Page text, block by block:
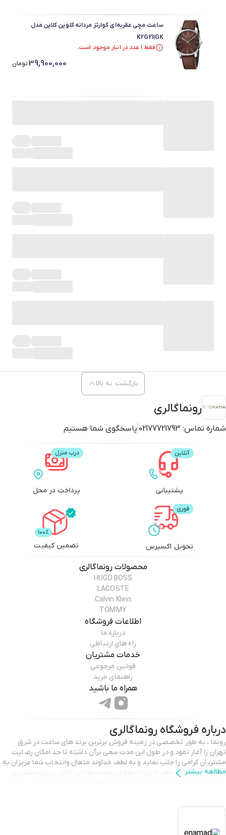
ساعت مچی عقربه‌ای کوارتز مردانه کلوین کلاین مدل
K2G211GK
فقط ۱ عدد در انبار موجود است.
39,900,000تومان
رونماگالری
شماره تماس: 02177721793 پاسخگوی شما هستیم
بازگشت به بالا
پشتیبانی پرداخت در محل
تحویل اکسپرس تضمین کیفیت
محصولاترونماگالری
HUGO BOSS
LACOSTE
Calvin Klein
TOMMY
اطلاعات فروشگاه
درباره ما
راه های ارتباطی
خدمات مشتریان
قوانین مرجوعی
راهنمای خرید
همراه ما باشید
درباره فروشگاه رونماگالری
رونما ، به طور تخصصی در زمینه فروش برترین برند های ساعت در شرق
تهران را آغاز نمود و در طول این مدت سعی برآن داشته تا حد امکان رضایت
مشتریان گرامی را جلب نماید و به لطف خداوند متعال وانتخاب شما عزیزان به
مطالعه بیشتر